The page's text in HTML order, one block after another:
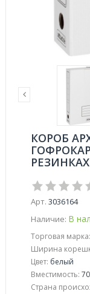
КОРОБ
РЕЗИНКАХ
Арт. 3036164
Наличие: В
Торговая марка:
Ширина
Цвет: белый
Вместимость:
Страна